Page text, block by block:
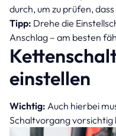
durch, um zu prüfen,
Tipp: Drehe die
Anschlag – am besten
einstellen
Wichtig: Auch hierbei
Schaltvorgang